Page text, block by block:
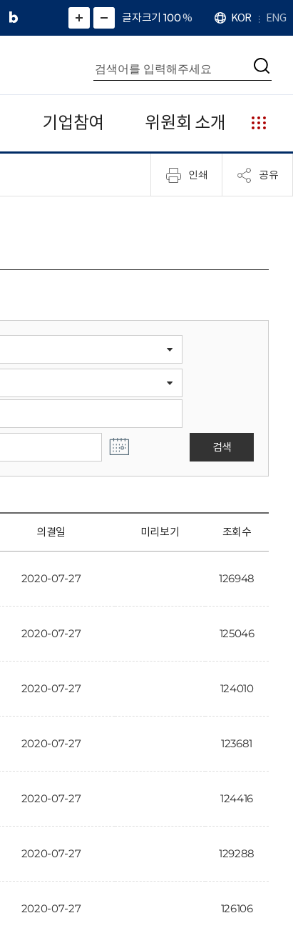
네
그
)
화
면
면
소
확
대
치
글자크기 100%
언
어
KOR ENG
통
합
검
색
검
기업참여 위원회 소개
누
리
집
안
인쇄 공유
검색
의결일 미리보기 조회수
2020-07-27 126948
2020-07-27 125046
2020-07-27 124010
2020-07-27 123681
2020-07-27 124416
2020-07-27 129288
2020-07-27 126106